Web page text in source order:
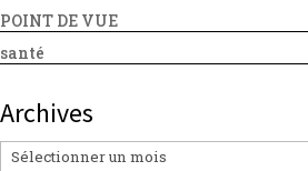
POINT DE VUE
santé
Archives
Archives